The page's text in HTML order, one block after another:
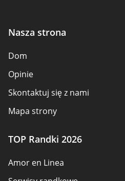
Nasza strona
Dom
Opinie
Skontaktuj się z nami
Mapa strony
TOP Randki 2026
Amor en Linea